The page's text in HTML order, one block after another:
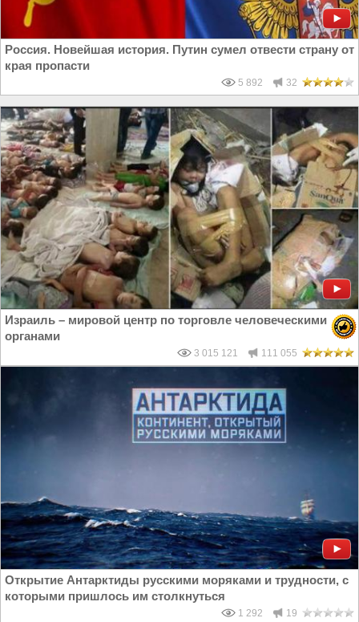
Россия. Новейшая история. Путин сумел отвести страну от
края пропасти
5 892 32
Израиль – мировой центр по торговле человеческими
органами
3 015 121 111 055
Открытие Антарктиды русскими моряками и трудности, с
которыми пришлось им столкнуться
1 292 19